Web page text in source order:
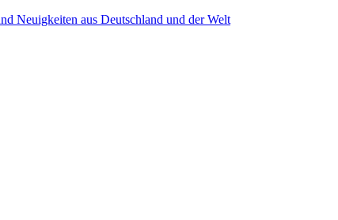
Neuigkeiten aus Deutschland und der Welt